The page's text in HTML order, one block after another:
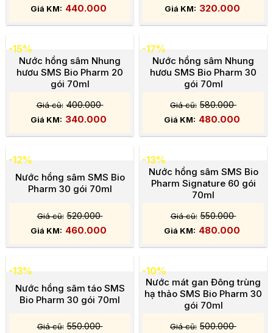
440.000 320.000
-15%
Nước hồng sâm Nhung
hươu SMS Bio Pharm 20
gói 70ml
400.000
340.000
-17%
Nước hồng sâm Nhung
hươu SMS Bio Pharm 30
gói 70ml
580.000
480.000
-12%
Nước hồng sâm SMS Bio
Pharm 30 gói 70ml
520.000
460.000
-13%
Nước hồng sâm SMS Bio
Pharm Signature 60 gói
70ml
550.000
480.000
-13%
Nước hồng sâm táo SMS
Bio Pharm 30 gói 70ml
550.000
-10%
Nước mát gan Đông trùng
hạ thảo SMS Bio Pharm 30
gói 70ml
500.000